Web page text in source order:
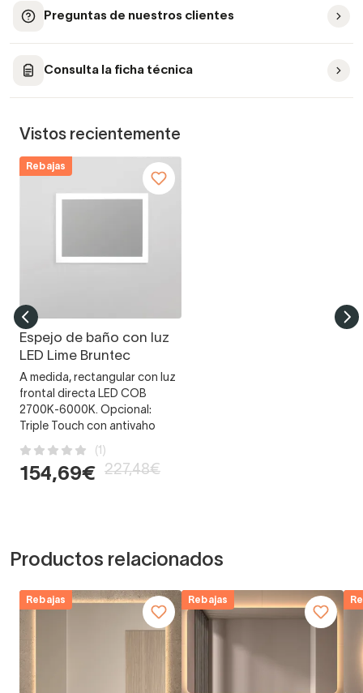
Preguntas de nuestros clientes
Consulta la ficha técnica
Vistos recientemente
Rebajas
Espejo de baño con luz
LED Lime Bruntec
A medida, rectangular con luz
frontal directa LED COB
2700K-6000K. Opcional:
Triple Touch con antivaho
(1)
154,69€ 227,48€
Productos relacionados
Rebajas Rebajas